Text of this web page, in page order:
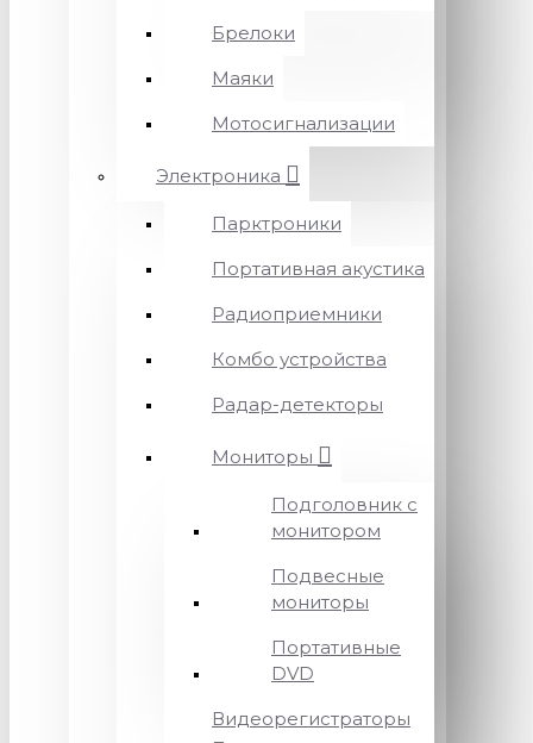
Брелоки
Маяки
Мотосигнализации
Электроника
Парктроники
Портативная акустика
Радиоприемники
Комбо устройства
Радар-детекторы
Мониторы
Подголовник с
монитором
Подвесные
мониторы
Портативные
DVD
Видеорегистраторы